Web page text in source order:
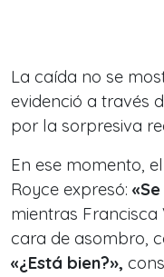
La caída no se
evidenció a través
por la sorpresiva
En ese momento,
Royce expresó:
mientras
cara de asombro,
«¿Está bien?»,